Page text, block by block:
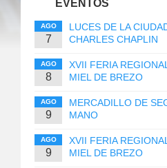
EVENTOS
AGO
7
LUCES DE LA
CHARLES CHAPLIN
AGO
8
XVII FERIA
MIEL DE BREZO
AGO
9
MERCADILLO DE
MANO
AGO
9
XVII FERIA
MIEL DE BREZO